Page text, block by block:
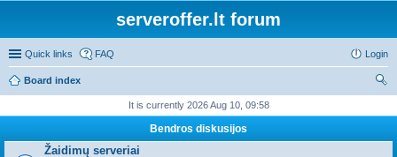
serveroffer.lt forum
Quick links FAQ Login
Board index
It is currently 2026 Aug 10, 09:58
Bendros diskusijos
Žaidimų serveriai